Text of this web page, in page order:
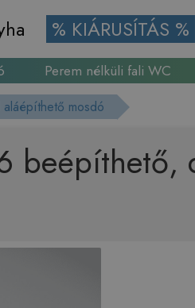
% KIÁRUSÍTÁS %
Perem nélküli fali WC
mosdó